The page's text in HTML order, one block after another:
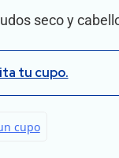
seco y
tu cupo.